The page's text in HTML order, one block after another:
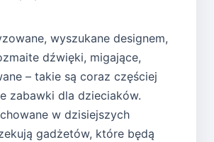
wyszukane designem,
dźwięki, migające,
– takie są coraz częściej
zabawki dla dzieciaków.
w dzisiejszych
gadżetów, które będą